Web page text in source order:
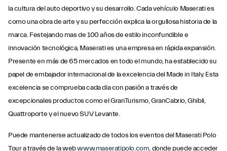
la cultura del auto deportivo y su desarrollo. Cada vehículo Maserati es
como una obra de arte y su perfección explica la orgullosa historia de la
marca. Festejando mas de 100 años de estilo inconfundible e
innovación tecnológica, Maserati es una empresa en rápida expansión.
Presente en más de 65 mercados en todo el mundo, ha establecido su
papel de embajador internacional de la excelencia del Made in Italy. Esta
excelencia se comprueba cada dia con pasión a través de
excepcionales productos como el GranTurismo, GranCabrio, Ghibli,
Quattroporte y el nuevo SUV Levante.
Puede mantenerse actualizado de todos los eventos del Maserati Polo
Tour a través de la webwww.maseratipolo.com, donde puede acceder